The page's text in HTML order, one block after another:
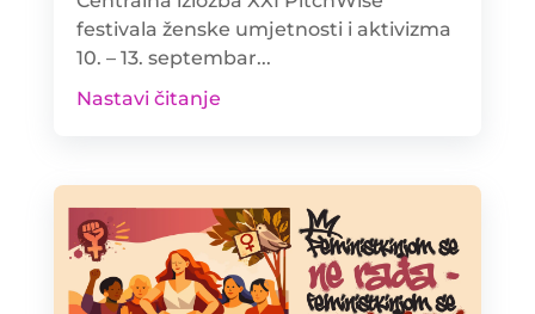
festivala ženske umjetnosti i aktivizma
10. – 13. septembar...
Nastavi čitanje